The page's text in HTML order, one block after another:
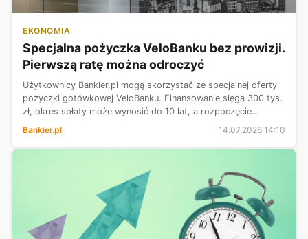
EKONOMIA
Specjalna pożyczka VeloBanku bez prowizji.
Pierwszą ratę można odroczyć
Użytkownicy Bankier.pl mogą skorzystać ze specjalnej oferty
pożyczki gotówkowej VeloBanku. Finansowanie sięga 300 tys.
zł, okres spłaty może wynosić do 10 lat, a rozpoczęcie
nie pobiera prow...
Bankier.pl 14.07.2026 14:10